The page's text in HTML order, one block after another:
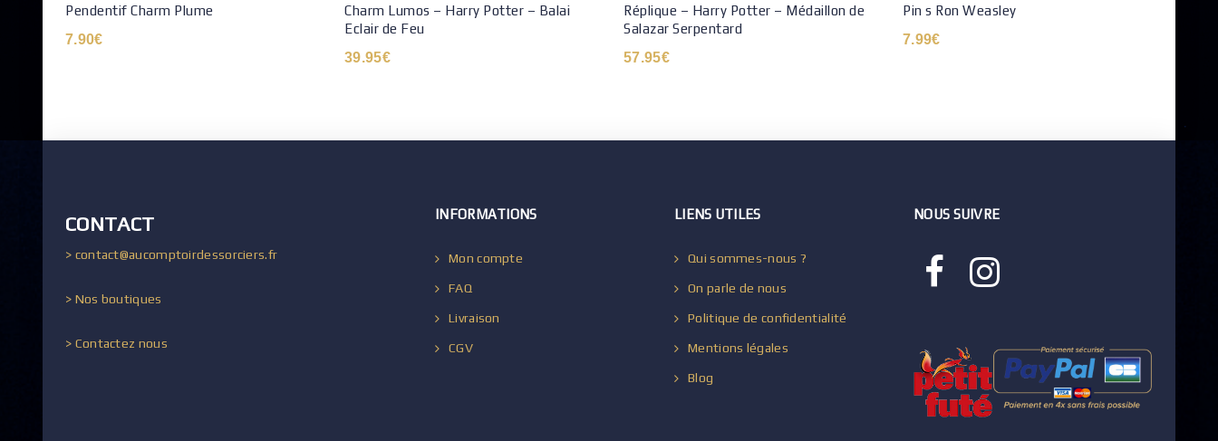
Pendentif Charm Plume
7.90€
Charm Lumos – Harry Potter – Balai
Eclair de Feu
39.95€
Réplique – Harry Potter – Médaillon de
Salazar Serpentard
57.95€
Pin s Ron Weasley
7.99€
CONTACT
> contact@aucomptoirdessorciers.fr
> Nos boutiques
> Contactez nous
INFORMATIONS
Mon compte
FAQ
Livraison
CGV
LIENS UTILES
Qui sommes-nous ?
On parle de nous
Politique de confidentialité
Mentions légales
Blog
NOUS SUIVRE